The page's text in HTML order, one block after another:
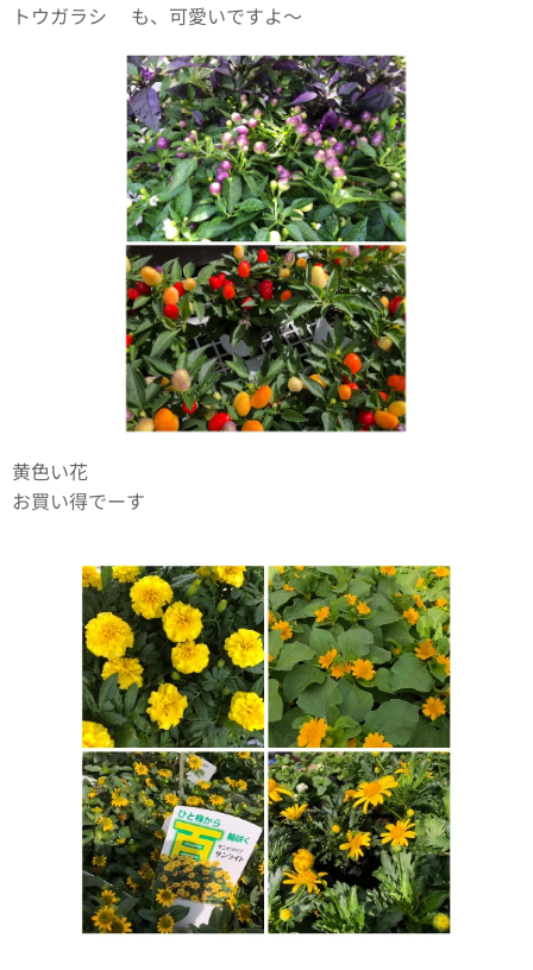
トウガラシ🌶も、可愛いですよ〜
黄色い花🌻
お買い得でーす✨